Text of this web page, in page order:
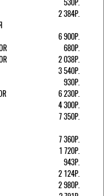
2 384Р.
6 900Р.
680Р.
2 038Р.
3 540Р.
930Р.
6 230Р.
4 300Р.
7 350Р.
7 360Р.
1 720Р.
943Р.
2 124Р.
2 980Р.